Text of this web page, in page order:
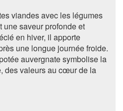
viandes avec les légumes
une saveur profonde et
en hiver, il apporte
une longue journée froide.
auvergnate symbolise la
des valeurs au cœur de la